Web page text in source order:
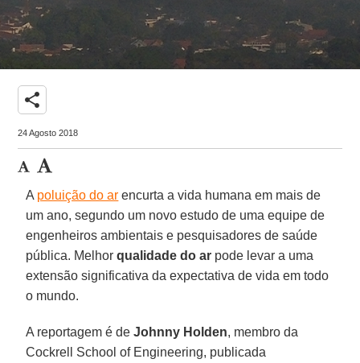
share
24 Agosto 2018
A poluição do ar encurta a vida humana em mais de
um ano, segundo um novo estudo de uma equipe de
engenheiros ambientais e pesquisadores de saúde
pública. Melhorqualidade do ar pode levar a uma
extensão significativa da expectativa de vida em todo
o mundo.
A reportagem é deJohnny Holden, membro da
Cockrell School of Engineering, publicada